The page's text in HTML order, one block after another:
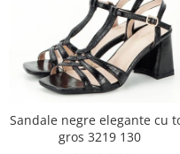
Sandale negre elegante cu
gros 3219 130